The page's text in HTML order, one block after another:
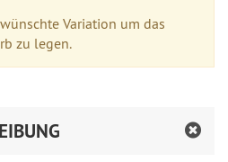
Variation um das
zu legen.